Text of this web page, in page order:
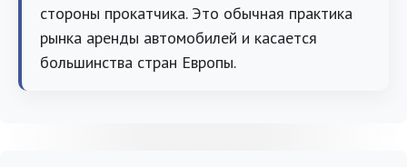
стороны прокатчика. Это обычная практика
рынка аренды автомобилей и касается
большинства стран Европы.